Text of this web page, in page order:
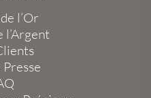
l’Or
l’Argent
Presse